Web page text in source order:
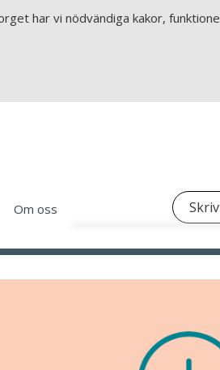
har vi nödvändiga kakor,
Om oss